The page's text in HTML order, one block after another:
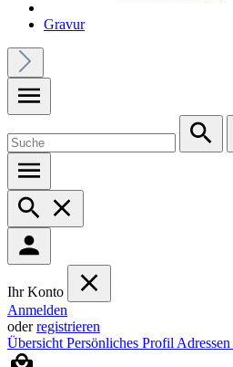
Gravur
Ihr Konto
Anmelden
oderregistrieren
Übersicht Persönliches Profil Adressen